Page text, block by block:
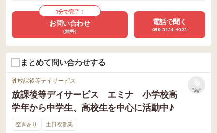
1分で完了！
お問い合わせ
(無料)
電話で聞く
050-3134-4923
まとめて問い合わせする
放課後等デイサービス
放課後等デイサービス エミナ 小学校高
学年から中学生、高校生を中心に活動中♪
リストに
保存
空きあり 土日祝営業